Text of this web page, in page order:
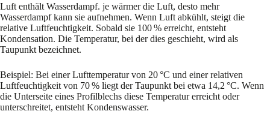
Luft enthält Wasserdampf. je wärmer die Luft, desto mehr
Wasserdampf kann sie aufnehmen. Wenn Luft abkühlt, steigt die
relative Luftfeuchtigkeit. Sobald sie 100 % erreicht, entsteht
Kondensation. Die Temperatur, bei der dies geschieht, wird als
Taupunkt bezeichnet.
Beispiel: Bei einer Lufttemperatur von 20 °C und einer relativen
Luftfeuchtigkeit von 70 % liegt der Taupunkt bei etwa 14,2 °C. Wenn
die Unterseite eines Profilblechs diese Temperatur erreicht oder
unterschreitet, entsteht Kondenswasser.